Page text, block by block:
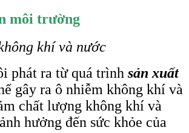
môi trường
khí và nước
phát ra từ quá trình sản xuất
gây ra ô nhiễm không khí và
chất lượng không khí và
hưởng đến sức khỏe của